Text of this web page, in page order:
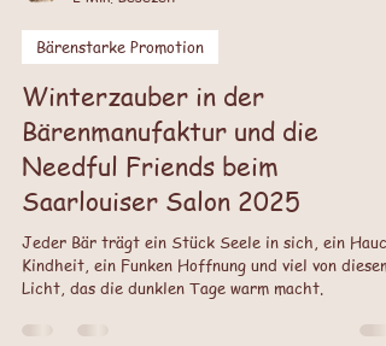
Needful Friends
2 Min. Lesezeit
Bärenstarke Promotion
Winterzauber in der
Bärenmanufaktur und die
Saarlouiser Salon 2025
Jeder Bär trägt ein Stück Seele in sich, ein Hauch